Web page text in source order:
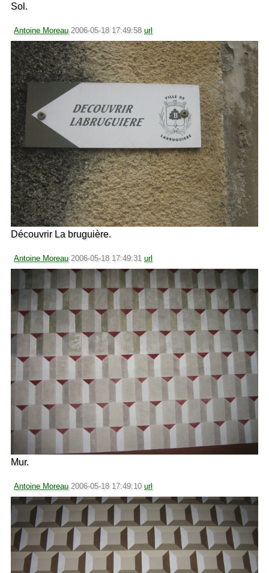
Sol.
Antoine Moreau 2006-05-18 17:49:58 url
Découvrir La bruguière.
Antoine Moreau 2006-05-18 17:49:31 url
Mur.
Antoine Moreau 2006-05-18 17:49:10 url